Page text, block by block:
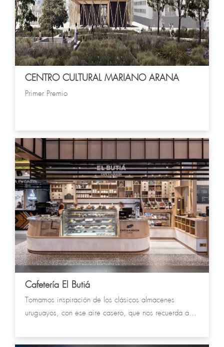
CENTRO CULTURAL MARIANO ARANA
Primer Premio
Cafetería El Butiá
Tomamos inspiración de los clásicos almacenes
uruguayos, con ese aire casero, que nos recuerda a